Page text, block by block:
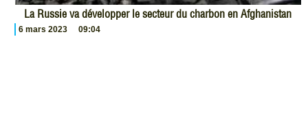
La Russie va développer le secteur du charbon en Afghanistan
6 mars 2023 09:04